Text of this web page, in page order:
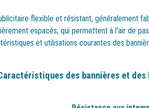
flexible et résistant, généralement
espacés, qui permettent à l'air de
et utilisations courantes des
des bannières et